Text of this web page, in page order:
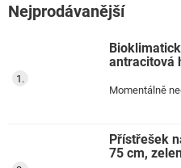
Nejprodávanější
antracitová
Momentálně
Přístřešek
75 cm,